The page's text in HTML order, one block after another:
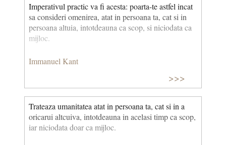
Imperativul practic va fi acesta: poarta-te astfel incat
sa consideri omenirea, atat in persoana ta, cat si in
persoana altuia, intotdeauna ca scop, si niciodata ca
mijloc.
Immanuel Kant
>>>
Trateaza umanitatea atat in persoana ta, cat si in a
oricarui altcuiva, intotdeauna in acelasi timp ca scop,
iar niciodata doar ca mijloc.